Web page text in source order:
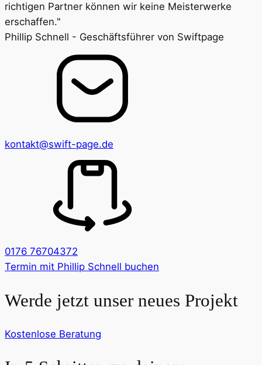
richtigen Partner können wir keine Meisterwerke
erschaffen."
Phillip Schnell - Geschäftsführer von Swiftpage
kontakt@swift-page.de
0176 76704372
Termin mit Phillip Schnell buchen
Werde jetzt unser neues Projekt
Kostenlose Beratung